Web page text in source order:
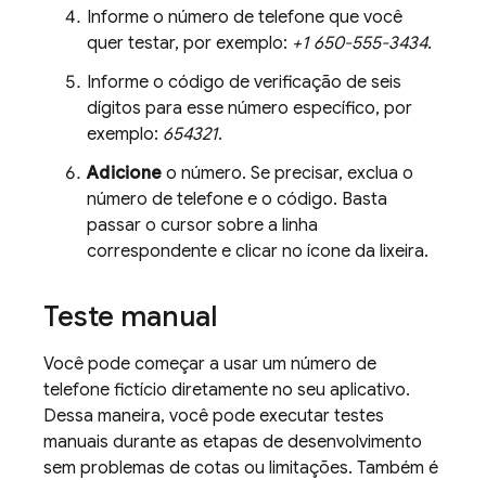
Informe o número de telefone que você
quer testar, por exemplo: +1 650-555-3434.
Informe o código de verificação de seis
dígitos para esse número específico, por
exemplo: 654321.
Adicione o número. Se precisar, exclua o
número de telefone e o código. Basta
passar o cursor sobre a linha
correspondente e clicar no ícone da lixeira.
Teste manual
Você pode começar a usar um número de
telefone fictício diretamente no seu aplicativo.
Dessa maneira, você pode executar testes
manuais durante as etapas de desenvolvimento
sem problemas de cotas ou limitações. Também é